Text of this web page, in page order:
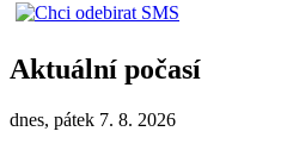
Aktuální počasí
dnes, pátek 7. 8. 2026